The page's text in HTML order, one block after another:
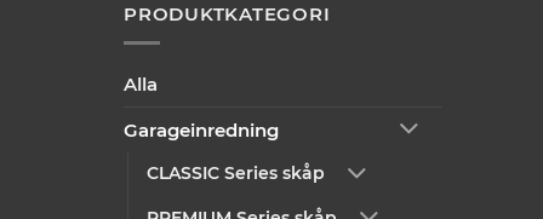
PRODUKTKATEGORI
Alla
Garageinredning
CLASSIC Series skåp